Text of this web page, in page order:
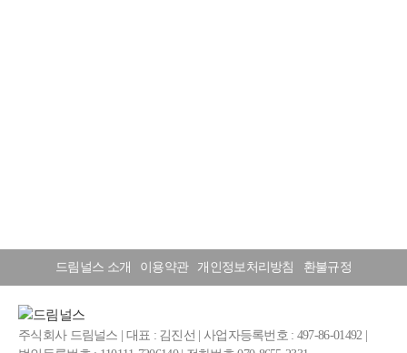
드림널스 소개 이용약관 개인정보처리방침 환불규정
주식회사 드림널스 | 대표 : 김진선 | 사업자등록번호 : 497-86-01492 |